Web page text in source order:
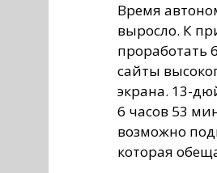
Время
выросло. К
проработать
сайты
экрана. 13-
6 часов 53
возможно
которая